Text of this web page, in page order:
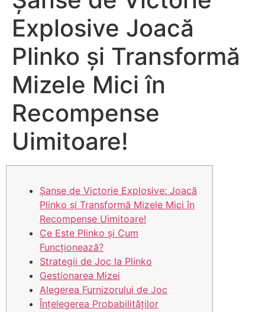
Explosive Joacă
Plinko și Transformă
Mizele Mici în
Recompense
Uimitoare!
Șanse de Victorie Explosive: Joacă
Plinko și Transformă Mizele Mici în
Recompense Uimitoare!
Ce Este Plinko și Cum
Funcționează?
Strategii de Joc la Plinko
Gestionarea Mizei
Alegerea Furnizorului de Joc
Înțelegerea Probabilităților